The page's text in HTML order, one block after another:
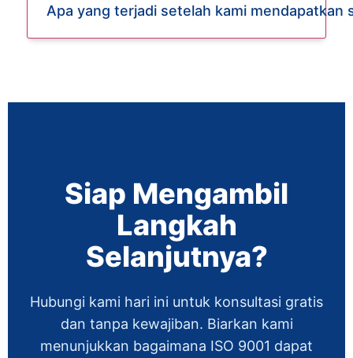
Apa yang terjadi setelah kami mendapatkan
Siap Mengambil
Langkah
Selanjutnya?
Hubungi kami hari ini untuk konsultasi gratis
dan tanpa kewajiban. Biarkan kami
menunjukkan bagaimana ISO 9001 dapat